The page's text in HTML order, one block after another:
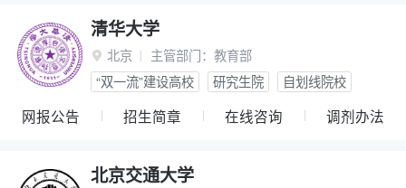
清华大学
 北京 主管部门： 教育部
“双一流”建设高校
研究生院 自划线院校
网报公告 招生简章 在线咨询 调剂办法
北京交通大学